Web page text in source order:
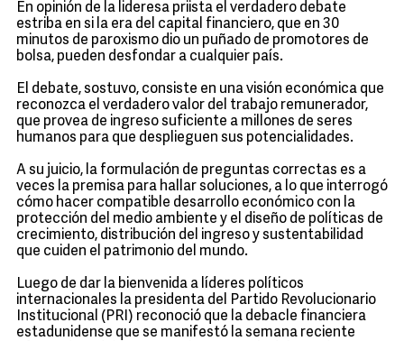
En opinión de la lideresa priista el verdadero debate
estriba en si la era del capital financiero, que en 30
minutos de paroxismo dio un puñado de promotores de
bolsa, pueden desfondar a cualquier país.
El debate, sostuvo, consiste en una visión económica que
reconozca el verdadero valor del trabajo remunerador,
que provea de ingreso suficiente a millones de seres
humanos para que desplieguen sus potencialidades.
A su juicio, la formulación de preguntas correctas es a
veces la premisa para hallar soluciones, a lo que interrogó
cómo hacer compatible desarrollo económico con la
protección del medio ambiente y el diseño de políticas de
crecimiento, distribución del ingreso y sustentabilidad
que cuiden el patrimonio del mundo.
Luego de dar la bienvenida a líderes políticos
internacionales la presidenta del Partido Revolucionario
Institucional (PRI) reconoció que la debacle financiera
estadunidense que se manifestó la semana reciente